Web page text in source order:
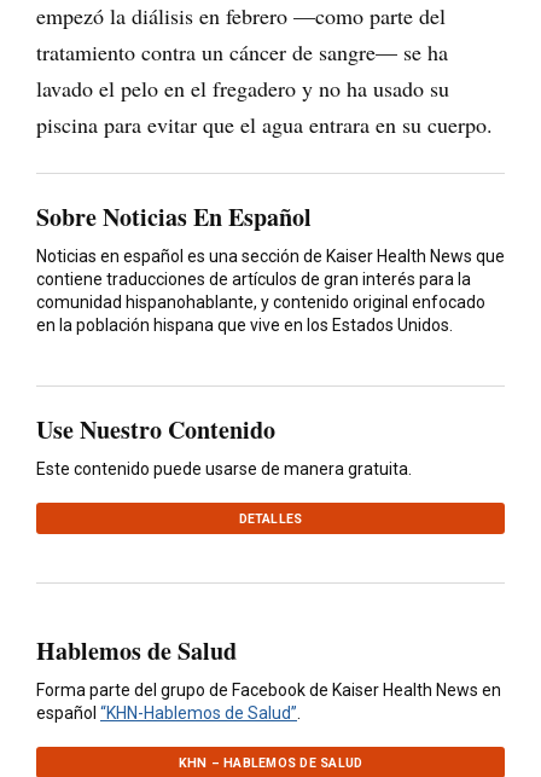
empezó la diálisis en febrero —como parte del
tratamiento contra un cáncer de sangre— se ha
lavado el pelo en el fregadero y no ha usado su
piscina para evitar que el agua entrara en su cuerpo.
Sobre Noticias En Español
Noticias en español es una sección de Kaiser Health News que
contiene traducciones de artículos de gran interés para la
comunidad hispanohablante, y contenido original enfocado
en la población hispana que vive en los Estados Unidos.
Use Nuestro Contenido
Este contenido puede usarse de manera gratuita.
DETALLES
Hablemos de Salud
Forma parte del grupo de Facebook de Kaiser Health News en
español “KHN-Hablemos de Salud”.
KHN – HABLEMOS DE SALUD